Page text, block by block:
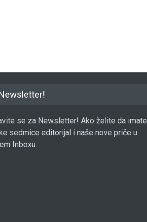
se za Newsletter! Ako želite da imate
sedmice editorijal i naše nove priče u
Inboxu.